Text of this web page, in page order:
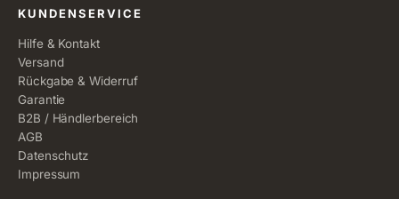
KUNDENSERVICE
Hilfe & Kontakt
Versand
Rückgabe & Widerruf
Garantie
B2B / Händlerbereich
AGB
Datenschutz
Impressum